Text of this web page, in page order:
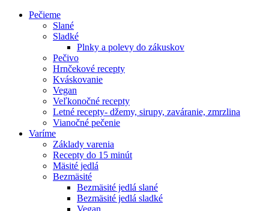
Pečieme
Slané
Sladké
Plnky a polevy do zákuskov
Pečivo
Hrnčekové recepty
Kváskovanie
Vegan
Veľkonočné recepty
Letné recepty- džemy, sirupy, zaváranie, zmrzlina
Vianočné pečenie
Varíme
Základy varenia
Recepty do 15 minút
Mäsité jedlá
Bezmäsité
Bezmäsité jedlá slané
Bezmäsité jedlá sladké
Vegan